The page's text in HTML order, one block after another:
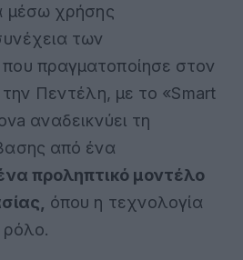
μέσω χρήσης
των
πραγματοποίησε στον
Πεντέλη, με το «Smart
αναδεικνύει τη
από ένα
προληπτικό μοντέλο
όπου η τεχνολογία
ρόλο.